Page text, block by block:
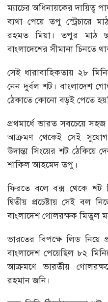
ম্যাচের অধিনায়কের দায়িত্ব
ব্যথা পেয়ে তপু স্ট্রেচারে
রহমত মিয়া। তপুর মাঠ
বাংলাদেশের সীমানা চিনতে
সেই ধারাবাহিকতায় ২৮
নেন দুর্বল শট। বাংলাদেশ
ঠেকাতে কোনো বড়ই পেতে
প্রথমার্ধে ভারত সবচেয়ে
আক্রমণ থেকেই সেই
উদান্তা সিংয়ের শট ঠেকিয়ে
শাকিল আহমেদ তপু।
ফিরতে বলে বক্স থেকে শট
দ্বিতীয় প্রচেষ্টায় সেই বল
বাংলাদেশ গোলরক্ষক মিতুল
ভারতের বিপক্ষে লিড নিয়ে
বাংলাদেশ পেয়েছিল ৮২
আক্রমণে ভারতীয়
রহমান জনি।